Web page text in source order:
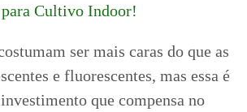
Cultivo Indoor!
ser mais caras do que as
e fluorescentes, mas essa é
que compensa no